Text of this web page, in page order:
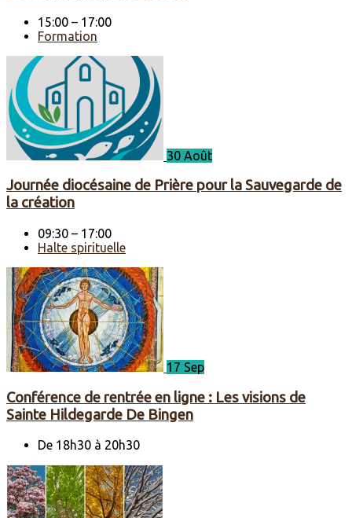
15:00 – 17:00
Formation
30 Août
Journée diocésaine de Prière pour la Sauvegarde de
la création
09:30 – 17:00
Halte spirituelle
17 Sep
Conférence de rentrée en ligne : Les visions de
Sainte Hildegarde De Bingen
De 18h30 à 20h30